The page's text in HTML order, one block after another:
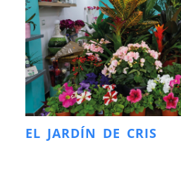
EL JARDÍN DE CRIS